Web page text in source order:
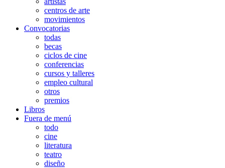
centros de arte
movimientos
Convocatorias
todas
becas
ciclos de cine
conferencias
cursos y talleres
empleo cultural
otros
premios
Libros
Fuera de menú
todo
cine
literatura
teatro
diseño